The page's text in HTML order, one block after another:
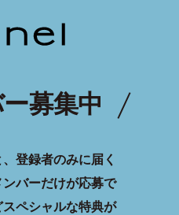
募集中
登録者のみに届く
バーだけが応募で
ペシャルな特典が